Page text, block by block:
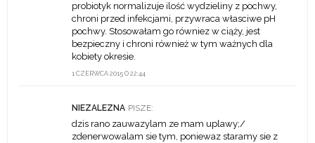
1 CZERWCA 2015 O 22:44
probiotyk normalizuje ilość wydzieliny z pochwy,
chroni przed infekcjami, przywraca własciwe pH
pochwy. Stosowałam go równiez w ciąży, jest
bezpieczny i chroni również w tym ważnych dla
kobiety okresie.
NIEZALEZNA PISZE:
dzis rano zauwazylam ze mam uplawy;/
zdenerwowalam sie tym, poniewaz staramy sie z